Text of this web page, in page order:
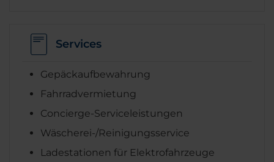
Services
Gepäckaufbewahrung
Fahrradvermietung
Concierge-Serviceleistungen
Wäscherei-/Reinigungsservice
Ladestationen für Elektrofahrzeuge